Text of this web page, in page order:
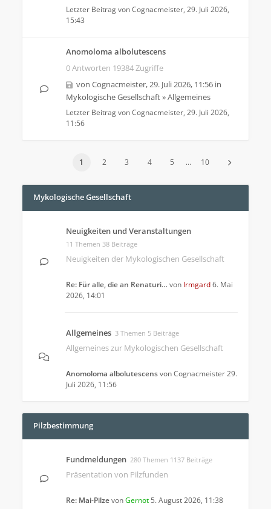
Letzter Beitrag vonCognacmeister, 29. Juli 2026,
15:43
Anomoloma albolutescens
0 Antworten 19384 Zugriffe
von Cognacmeister,29. Juli 2026, 11:56 in
Mykologische Gesellschaft»Allgemeines
Letzter Beitrag vonCognacmeister, 29. Juli 2026,
11:56
1 2 3 4 5 … 10
Mykologische Gesellschaft
Neuigkeiten und Veranstaltungen
11 Themen 38 Beiträge
Neuigkeiten der Mykologischen Gesellschaft
Re: Für alle, die an Renaturi… von Irmgard6. Mai
2026, 14:01
Allgemeines 3 Themen 5 Beiträge
Allgemeines zur Mykologischen Gesellschaft
Anomoloma albolutescensvonCognacmeister29.
Juli 2026, 11:56
Pilzbestimmung
Fundmeldungen 280 Themen 1137 Beiträge
Präsentation von Pilzfunden
Re: Mai-PilzevonGernot 5. August 2026, 11:38